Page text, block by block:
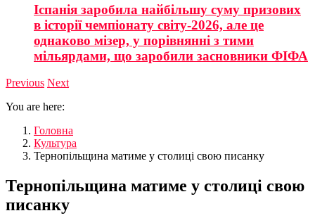
Іспанія заробила найбільшу суму призових
в історії чемпіонату світу-2026, але це
однаково мізер, у порівнянні з тими
мільярдами, що заробили засновники ФІФА
Previous Next
You are here:
Головна
Культура
Тернопільщина матиме у столиці свою писанку
Тернопільщина матиме у столиці свою
писанку